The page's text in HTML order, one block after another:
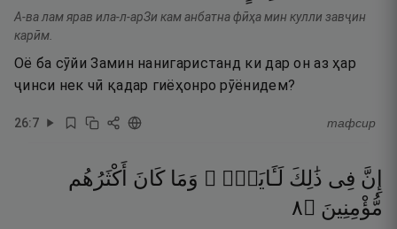
А-ва лам ярав ила-л-арЗи кам анбатна фӣҳа мин кулли завҷин
карӣм.
Оё ба сӯйи Замин нанигаристанд ки дар он аз ҳар
ҷинси нек чӣ қадар гиёҳонро рӯёнидем?
26:7 тафсир
إِنَّ فِى ذَٰلِكَ لَـَٔايَةًۭ ۖ وَمَا كَانَ أَكْثَرُهُم
مُّؤْمِنِينَ ۝٨